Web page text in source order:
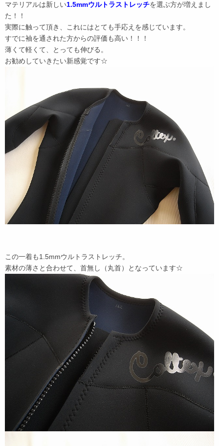
マテリアルは新しい1.5mmウルトラストレッチを選ぶ方が増えまし
た！！
実際に触って頂き、これにはとても手応えを感じています。
すでに袖を通された方からの評価も高い！！！
薄くて軽くて、とっても伸びる。
お勧めしていきたい新感覚です☆
この一着も1.5mmウルトラストレッチ。
素材の薄さと合わせて、首無し（丸首）となっています☆